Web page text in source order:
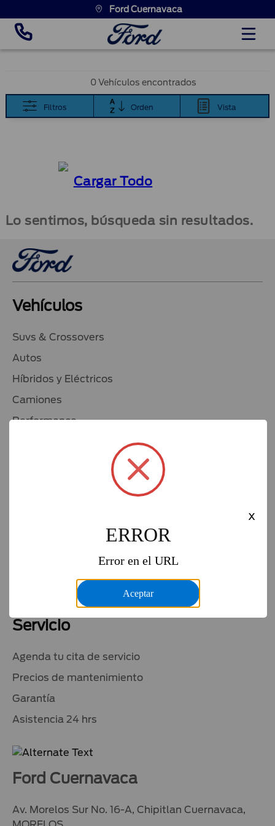
Ford Cuernavaca
0 Vehículos encontrados
Filtros Orden Vista
Lo sentimos, búsqueda sin resultados.
Cargar Todo
Vehículos
Suvs & Crossovers
Autos
Híbridos y Eléctricos
Camiones
Performance
Compra un Ford
Financiamiento
Servicio
Agenda tu cita de servicio
Precios de mantenimiento
Garantía
Asistencia 24 hrs
Ford Cuernavaca
Av. Morelos Sur No. 16-A, Chipitlan Cuernavaca,
x
ERROR
Error en el URL
Aceptar